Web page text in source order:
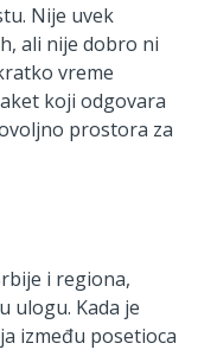
Nije uvek
ali nije dobro ni
vreme
koji odgovara
prostora za
i regiona,
ulogu. Kada je
između posetioca